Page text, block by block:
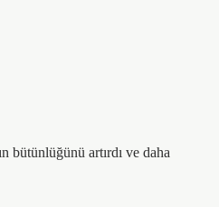
bütünlüğünü artırdı ve daha